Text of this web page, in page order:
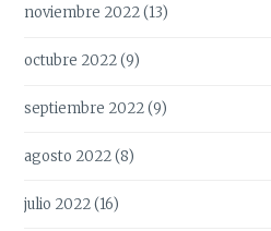
noviembre 2022(13)
octubre 2022(9)
septiembre 2022(9)
agosto 2022(8)
julio 2022(16)